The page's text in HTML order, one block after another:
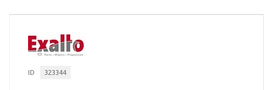
ID 323344